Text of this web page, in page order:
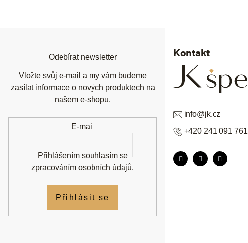
Kontakt
info@jk.cz
+420 241 091 761
Odebírat newsletter
Vložte svůj e-mail a my vám budeme
zasílat informace o nových produktech na
našem e-shopu.
E-mail
Přihlášením souhlasím se
zpracováním osobních údajů.
Přihlásit se